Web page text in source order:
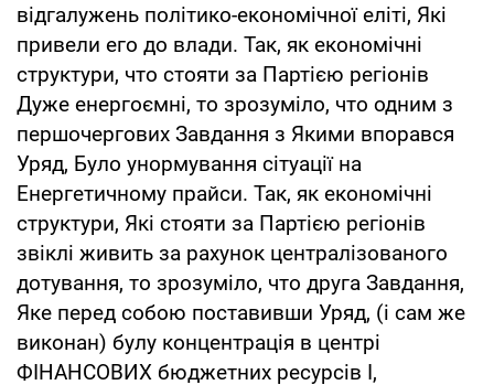
відгалужень політико-економічної еліті, Які
привели его до влади. Так, як економічні
структури, что стояти за Партією регіонів
Дуже енергоємні, то зрозуміло, что одним з
першочергових Завдання з Якими впорався
Уряд, Було унормування сітуації на
Енергетичному прайси. Так, як економічні
структури, Які стояти за Партією регіонів
звіклі живить за рахунок централізованого
дотування, то зрозуміло, что друга Завдання,
Яке перед собою поставивши Уряд, (і сам же
виконан) булу концентрація в центрі
ФІНАНСОВИХ бюджетних ресурсів І,